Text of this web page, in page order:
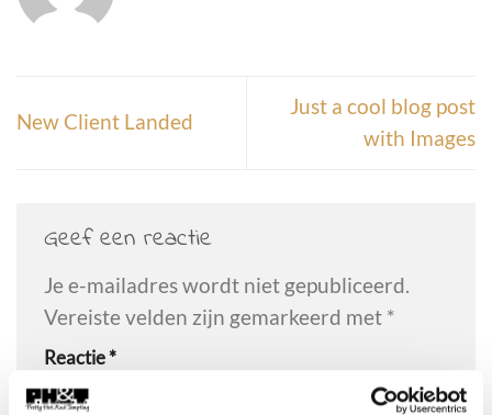
New Client Landed
Just a cool blog post
with Images
Geef een reactie
Je e-mailadres wordt niet gepubliceerd.
Vereiste velden zijn gemarkeerd met *
Reactie *